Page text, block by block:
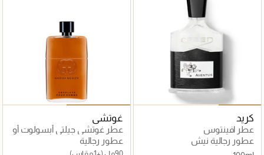
كريد
عطر افينتوس
عطور رجالية نيش
غوتشي
عطر غوتشي جيلتي أبسولوت أو
دو بارفان
عطور رجالية